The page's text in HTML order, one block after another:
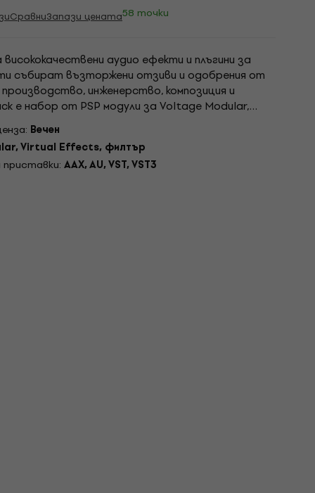
СравниЗапази цената58 точки
аудио ефекти и плъгини за
събират възторжени отзиви и одобрения от
инженерство, композиция и
е набор от PSP модули за Voltage Modular,
да ви помогне да изградите полифонични
Вечен
Virtual Effects, филтър
AAX, AU, VST, VST3